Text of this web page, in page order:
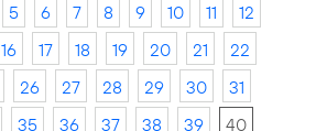
5 6 7 8 9 10 11
12
16 17 18 19 20 21
22
26 27 28 29 30
31
35 36 37 38 39 40